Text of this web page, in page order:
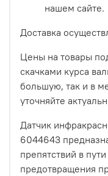
нашем сайте.
Доставка
Цены на товары
скачками курса
большую, так и в
уточняйте
Датчик
6044643
препятствий в
предотвращения